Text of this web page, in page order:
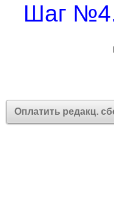
Шаг
Оплатить редакц.